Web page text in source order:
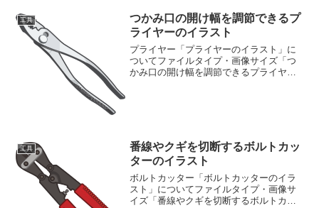
プ:image/PNG（背景透過）ファイルサイ
ズ:26KB画...
工具
つかみ口の開け幅を調節できるプ
ライヤーのイラスト
プライヤー「プライヤーのイラスト」に
ついてファイルタイプ・画像サイズ「つ
かみ口の開け幅を調節できるプライヤー
工具
番線やクギを切断するボルトカッ
ターのイラスト
ボルトカッター「ボルトカッターのイラ
スト」についてファイルタイプ・画像サ
イズ「番線やクギを切断するボルトカッ